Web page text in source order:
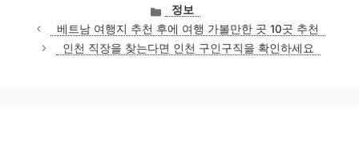
카
테
고
리
정보
베트남 여행지 추천 후에 여행 가볼만한 곳 10곳 추천
인천 직장을 찾는다면 인천 구인구직을 확인하세요